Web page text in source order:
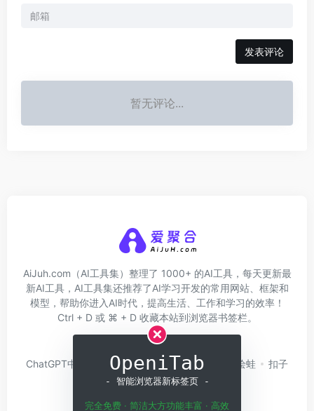
发表评论
暂无评论...
AiJuh.com（AI工具集）整理了 1000+ 的AI工具，每天更新最
新AI工具，AI工具集还推荐了AI学习开发的常用网站、框架和
模型，帮助你进入AI时代，提高生活、工作和学习的效率！
Ctrl + D 或 ⌘ + D 收藏本站到浏览器书签栏。
ChatGPT中文版
问小白 硅基流动 Trae 绘蛙
扣子
Coze
白日梦AI
OpeniTab
- 智能浏览器新标签页 -
完全免费 · 简洁大方功能丰富 · 高效